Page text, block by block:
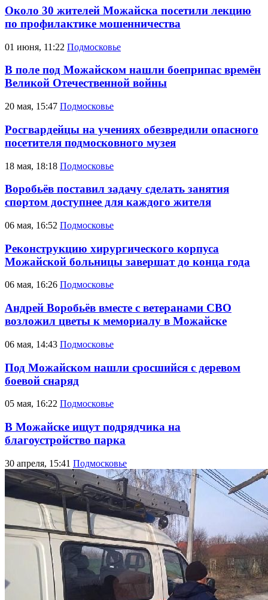
Около 30 жителей Можайска посетили лекцию
по профилактике мошенничества
01 июня, 11:22 Подмосковье
В поле под Можайском нашли боеприпас времён
Великой Отечественной войны
20 мая, 15:47 Подмосковье
Росгвардейцы на учениях обезвредили опасного
посетителя подмосковного музея
18 мая, 18:18 Подмосковье
Воробьёв поставил задачу сделать занятия
спортом доступнее для каждого жителя
06 мая, 16:52 Подмосковье
Реконструкцию хирургического корпуса
Можайской больницы завершат до конца года
06 мая, 16:26 Подмосковье
Андрей Воробьёв вместе с ветеранами СВО
возложил цветы к мемориалу в Можайске
06 мая, 14:43 Подмосковье
Под Можайском нашли сросшийся с деревом
боевой снаряд
05 мая, 16:22 Подмосковье
В Можайске ищут подрядчика на
благоустройство парка
30 апреля, 15:41 Подмосковье